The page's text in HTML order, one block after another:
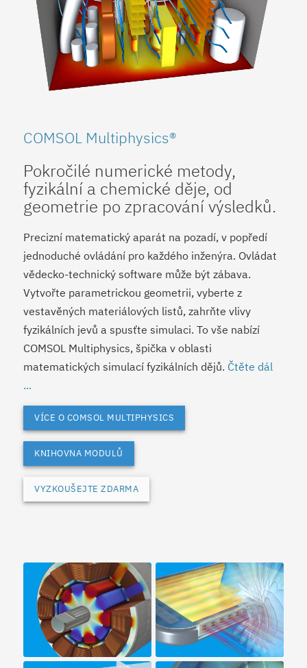
COMSOL Multiphysics®
Pokročilé numerické metody,
fyzikální a chemické děje, od
geometrie po zpracování výsledků.
Precizní matematický aparát na pozadí, v popředí
jednoduché ovládání pro každého inženýra. Ovládat
vědecko-technický software může být zábava.
Vytvořte parametrickou geometrii, vyberte z
vestavěných materiálových listů, zahrňte vlivy
fyzikálních jevů a spusťte simulaci. To vše nabízí
COMSOL Multiphysics, špička v oblasti
matematických simulací fyzikálních dějů. Čtěte dál
...
VÍCE O COMSOL MULTIPHYSICS
KNIHOVNA MODULŮ
VYZKOUŠEJTE ZDARMA